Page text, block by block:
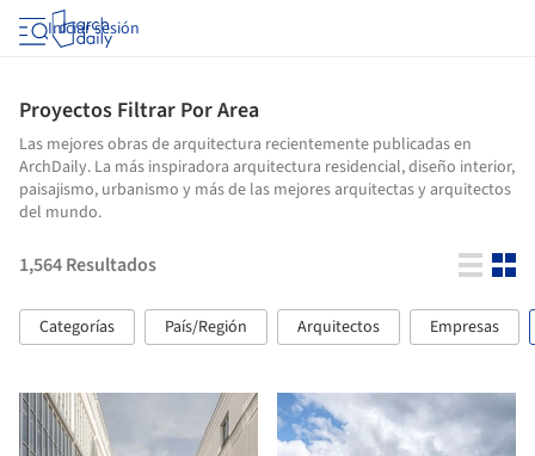
Iniciar sesión
Proyectos Filtrar Por Area
Las mejores obras de arquitectura recientemente publicadas en
ArchDaily. La más inspiradora arquitectura residencial, diseño interior,
paisajismo, urbanismo y más de las mejores arquitectas y arquitectos
del mundo.
1,564Resultados
Categorías País/Región Arquitectos Empresas